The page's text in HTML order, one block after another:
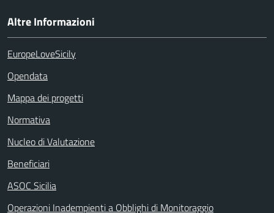
Altre Informazioni
EuropeLoveSicily
Opendata
Mappa dei progetti
Normativa
Nucleo di Valutazione
Beneficiari
ASOC Sicilia
Operazioni Inadempienti a Obblighi di Monitoraggio